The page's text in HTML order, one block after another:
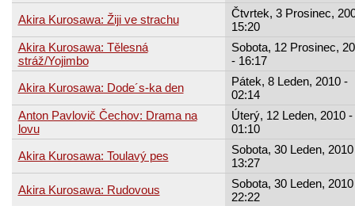
Akira Kurosawa: Žiji ve strachu
Čtvrtek, 3 Prosinec,
15:20
Akira Kurosawa: Tělesná
stráž/Yojimbo
Sobota, 12 Prosinec,
- 16:17
Akira Kurosawa: Dode´s-ka den
Pátek, 8 Leden, 2010 -
02:14
Anton Pavlovič Čechov: Drama na
lovu
Úterý, 12 Leden, 2010 -
01:10
Akira Kurosawa: Toulavý pes
Sobota, 30 Leden,
13:27
Akira Kurosawa: Rudovous
Sobota, 30 Leden,
22:22